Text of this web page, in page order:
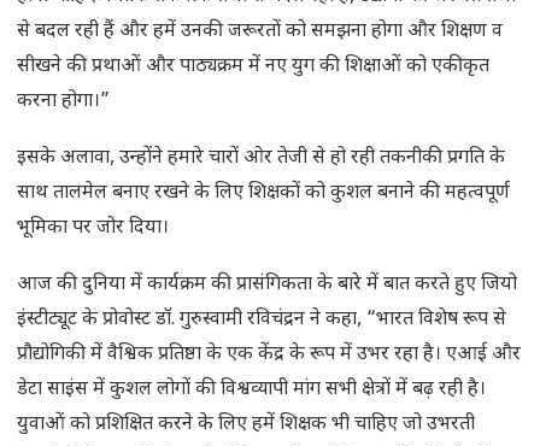
से बदल रही हैं और हमें उनकी जरूरतों को समझना होगा और शिक्षण व
सीखने की प्रथाओं और पाठ्यक्रम में नए युग की शिक्षाओं को एकीकृत
करना होगा।”
इसके अलावा, उन्होंने हमारे चारों ओर तेजी से हो रही तकनीकी प्रगति के
साथ तालमेल बनाए रखने के लिए शिक्षकों को कुशल बनाने की महत्वपूर्ण
भूमिका पर जोर दिया।
आज की दुनिया में कार्यक्रम की प्रासंगिकता के बारे में बात करते हुए जियो
इंस्टीट्यूट के प्रोवोस्ट डॉ. गुरुस्वामी रविचंद्रन ने कहा, “भारत विशेष रूप से
प्रौद्योगिकी में वैश्विक प्रतिष्ठा के एक केंद्र के रूप में उभर रहा है। एआई और
डेटा साइंस में कुशल लोगों की विश्वव्यापी मांग सभी क्षेत्रों में बढ़ रही है।
युवाओं को प्रशिक्षित करने के लिए हमें शिक्षक भी चाहिए जो उभरती